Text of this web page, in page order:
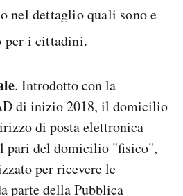
nel dettaglio quali sono e
per i cittadini.
. Introdotto con la
di inizio 2018, il domicilio
di posta elettronica
pari del domicilio "fisico",
per ricevere le
parte della Pubblica